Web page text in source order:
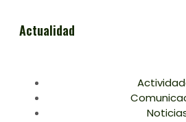
Actualidad